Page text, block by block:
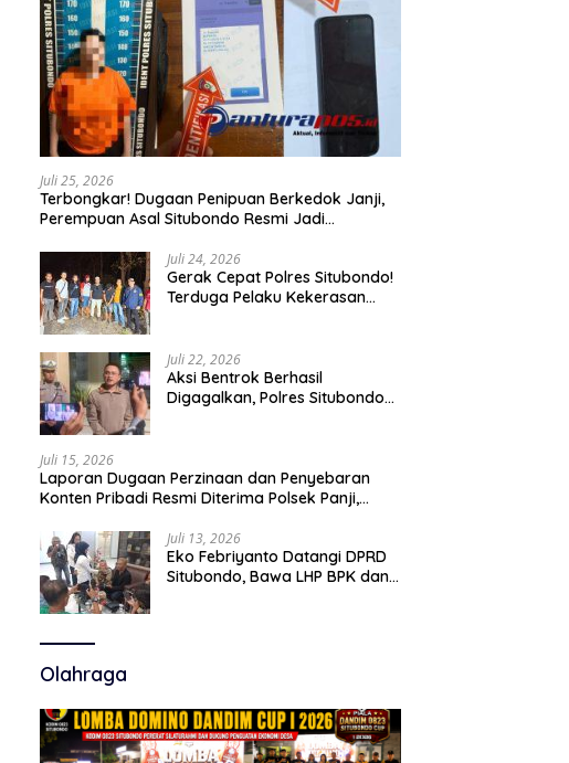
Juli 25, 2026
Terbongkar! Dugaan Penipuan Berkedok Janji,
Perempuan Asal Situbondo Resmi Jadi
Juli 24, 2026
Gerak Cepat Polres Situbondo!
Terduga Pelaku Kekerasan
Juli 22, 2026
Aksi Bentrok Berhasil
Digagalkan, Polres Situbondo
Juli 15, 2026
Laporan Dugaan Perzinaan dan Penyebaran
Konten Pribadi Resmi Diterima Polsek Panji,
Juli 13, 2026
Eko Febriyanto Datangi DPRD
Situbondo, Bawa LHP BPK dan
Olahraga